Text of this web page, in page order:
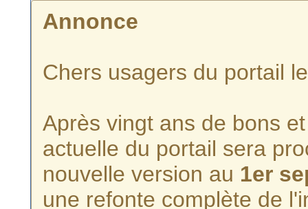
Annonce
Chers usagers du portail
Après vingt ans de bons
actuelle du portail sera
nouvelle version au 1er
une refonte complète de